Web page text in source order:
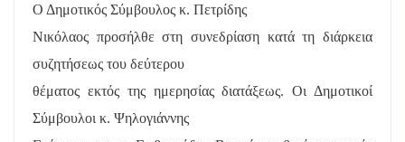
Ο Δημοτικός Σύμβουλος κ. Πετρίδης
Νικόλαος προσήλθε στη συνεδρίαση κατά τη διάρκεια
συζητήσεως του δεύτερου
θέματος εκτός της ημερησίας διατάξεως. Οι Δημοτικοί
Σύμβουλοι κ. Ψηλογιάννης